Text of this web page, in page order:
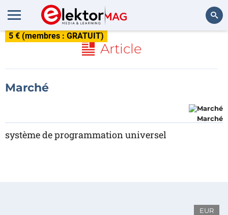
5 € (membres : GRATUIT)
Article
Marché
Marché
système de programmation universel
EUR